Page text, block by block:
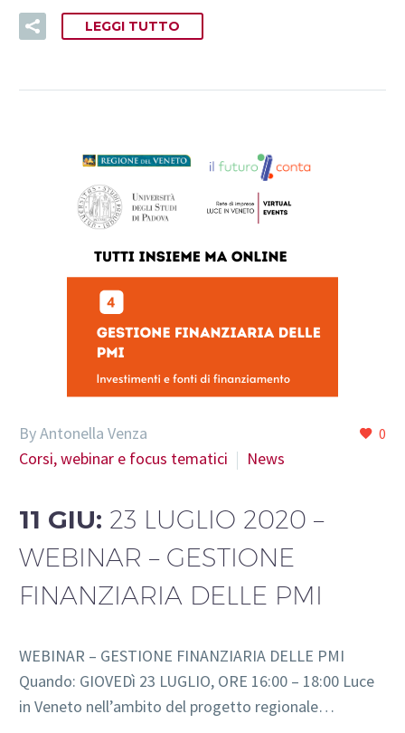
LEGGI TUTTO
0
By Antonella Venza
Corsi, webinar e focus tematici
News
11 GIU: 23 LUGLIO 2020 –
WEBINAR – GESTIONE
FINANZIARIA DELLE PMI
WEBINAR – GESTIONE FINANZIARIA DELLE PMI
Quando: GIOVEDì 23 LUGLIO, ORE 16:00 – 18:00 Luce
in Veneto nell’ambito del progetto regionale…